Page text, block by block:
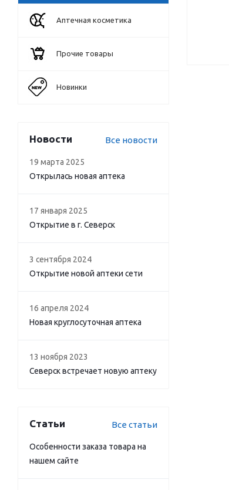
Аптечная косметика
Прочие товары
Новинки
Новости Все новости
19 марта 2025
Открылась новая аптека
17 января 2025
Открытие в г. Северск
3 сентября 2024
Открытие новой аптеки сети
16 апреля 2024
Новая круглосуточная аптека
13 ноября 2023
Северск встречает новую аптеку
Статьи Все статьи
Особенности заказа товара на
нашем сайте